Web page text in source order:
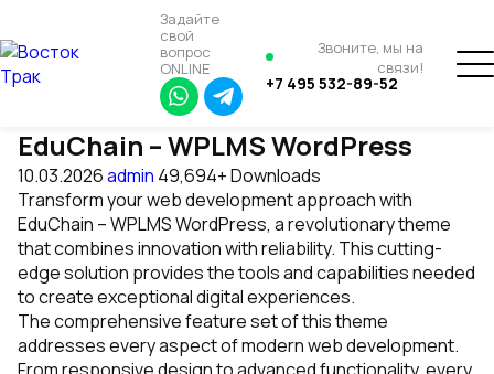
Задайте
свой
вопрос
ONLINE
Звоните, мы на
связи!
+7 495 532-89-52
EduChain – WPLMS WordPress
10.03.2026admin 49,694+ Downloads
Transform your web development approach with
EduChain – WPLMS WordPress, a revolutionary theme
that combines innovation with reliability. This cutting-
edge solution provides the tools and capabilities needed
to create exceptional digital experiences.
The comprehensive feature set of this theme
addresses every aspect of modern web development.